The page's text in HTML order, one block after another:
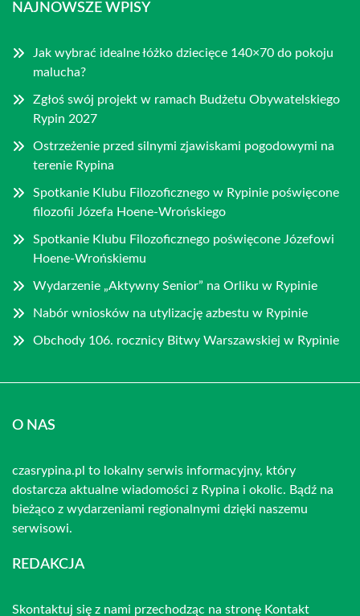
NAJNOWSZE WPISY
Jak wybrać idealne łóżko dziecięce 140×70 do pokoju
malucha?
Zgłoś swój projekt w ramach Budżetu Obywatelskiego
Rypin 2027
Ostrzeżenie przed silnymi zjawiskami pogodowymi na
terenie Rypina
Spotkanie Klubu Filozoficznego w Rypinie poświęcone
filozofii Józefa Hoene-Wrońskiego
Spotkanie Klubu Filozoficznego poświęcone Józefowi
Hoene-Wrońskiemu
Wydarzenie „Aktywny Senior” na Orliku w Rypinie
Nabór wniosków na utylizację azbestu w Rypinie
Obchody 106. rocznicy Bitwy Warszawskiej w Rypinie
O NAS
czasrypina.pl to lokalny serwis informacyjny, który
dostarcza aktualne wiadomości z Rypina i okolic. Bądź na
bieżąco z wydarzeniami regionalnymi dzięki naszemu
serwisowi.
REDAKCJA
Skontaktuj się z nami przechodząc na stronę Kontakt